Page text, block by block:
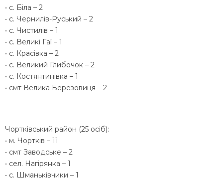
• с. Біла – 2
• с. Чернилів-Руський – 2
• с. Чистилів – 1
• с. Великі Гаї – 1
• с. Красівка – 2
• с. Великий Глибочок – 2
• с. Костянтинівка – 1
• смт Велика Березовиця – 2
Чортківський район (25 осіб):
• м. Чортків – 11
• смт Заводське – 2
• сел. Нагірянка – 1
• с. Шманьківчики – 1